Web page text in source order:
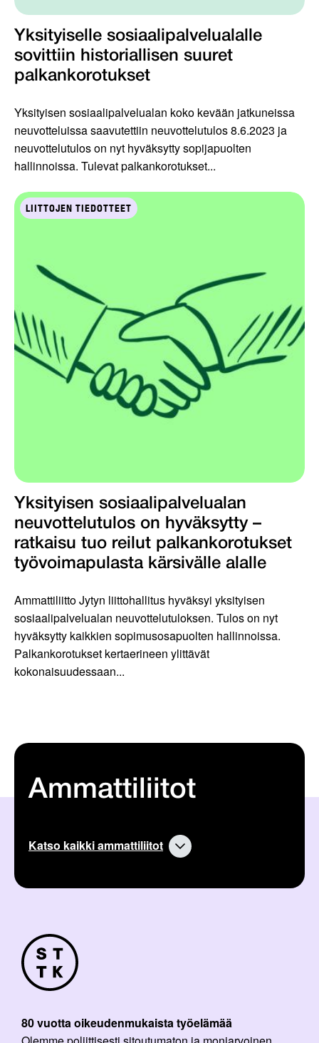
Yksityiselle sosiaalipalvelualalle
sovittiin historiallisen suuret
palkankorotukset
Yksityisen sosiaalipalvelualan koko kevään jatkuneissa
neuvotteluissa saavutettiin neuvottelutulos 8.6.2023 ja
neuvottelutulos on nyt hyväksytty sopijapuolten
hallinnoissa. Tulevat palkankorotukset...
LIITTOJEN TIEDOTTEET
Yksityisen sosiaalipalvelualan
neuvottelutulos on hyväksytty –
ratkaisu tuo reilut palkankorotukset
työvoimapulasta kärsivälle alalle
Ammattiliitto Jytyn liittohallitus hyväksyi yksityisen
sosiaalipalvelualan neuvottelutuloksen. Tulos on nyt
hyväksytty kaikkien sopimusosapuolten hallinnoissa.
Palkankorotukset kertaerineen ylittävät
kokonaisuudessaan...
Ammattiliitot
Katso kaikki ammattiliitot
80 vuotta oikeudenmukaista työelämää